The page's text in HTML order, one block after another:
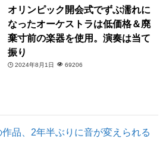
オリンピック開会式でずぶ濡れに
なったオーケストラは低価格＆廃
棄寸前の楽器を使用。演奏は当て
振り
2024年8月1日 69206
品、2年半ぶりに音が変えられる